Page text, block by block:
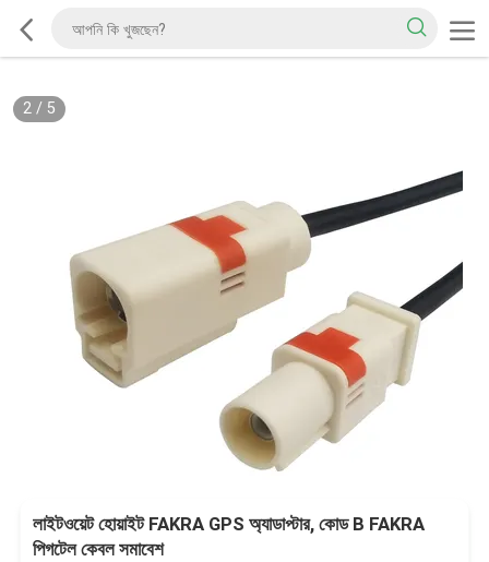
2/ 5
লাইটওয়েট হোয়াইট FAKRA GPS অ্যাডাপ্টার, কোড B FAKRA
পিগটেল কেবল সমাবেশ